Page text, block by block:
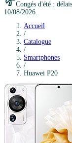
Congés d'été :
10/08/2026.
Accueil
/
Catalogue
/
Smartphones
/
Huawei P20